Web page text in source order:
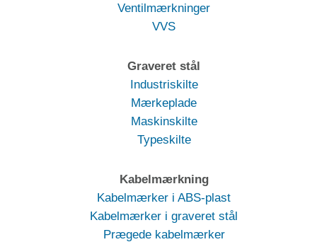
Ventilmærkninger
VVS
Graveret stål
Industriskilte
Mærkeplade
Maskinskilte
Typeskilte
Kabelmærkning
Kabelmærker i ABS-plast
Kabelmærker i graveret stål
Prægede kabelmærker